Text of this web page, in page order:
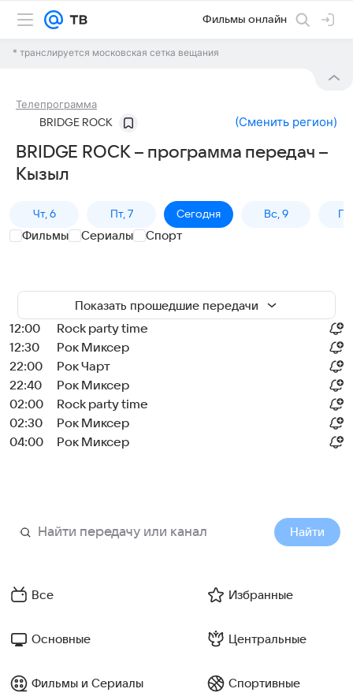
Фильмы онлайн
* транслируется московская сетка вещания
Телепрограмма
BRIDGE ROCK (Сменить регион)
BRIDGE ROCK – программа передач –
Кызыл
Чт, 6 Пт, 7 Сегодня Вс, 9
Фильмы Сериалы Спорт
Показать прошедшие передачи
12:00
Rock party time
12:30
Рок Миксер
22:00
Рок Чарт
22:40
Рок Миксер
02:00
Rock party time
02:30
Рок Миксер
04:00
Рок Миксер
Найти
Все Избранные
Основные Центральные
Фильмы и Сериалы Спортивные